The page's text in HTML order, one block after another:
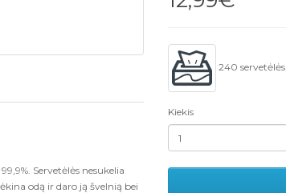
Servetėlės nesukelia
odą ir daro ją švelnią bei
240 servetėlės
Kiekis